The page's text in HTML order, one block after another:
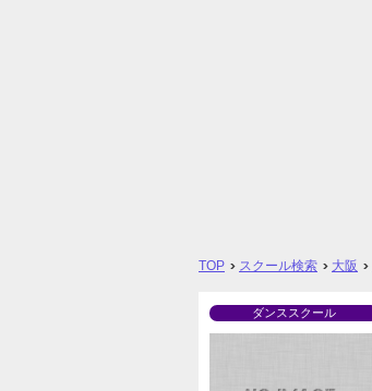
TOP スクール検索 大阪
ダンススクール